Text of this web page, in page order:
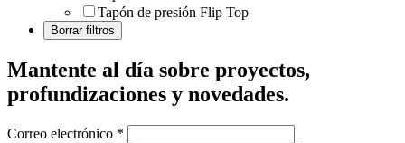
Tapón de presión Flip Top
Mantente al día sobre proyectos,
profundizaciones y novedades.
Correo electrónico *